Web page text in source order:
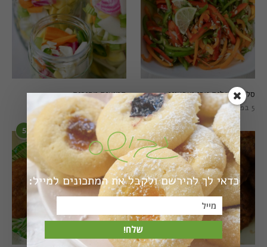
חמוצים מהירים
1 באוגוסט 2022
סלט פלפלים טרי וצבעוני
5 בפברואר 2021
5 6
כדאי לך להירשם ולקבל את המתכונים למייל:
שלח!